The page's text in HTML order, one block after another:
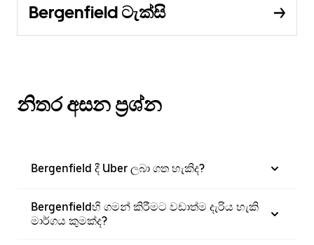
Bergenfield ටැක්සි
නිතර අසන ප්‍රශ්න
Bergenfield දී Uber ලබා ගත හැකිද?
Bergenfieldහි ගමන් කිරීමට වඩාත්ම දැරිය හැකි
මාර්ගය කුමක්ද?